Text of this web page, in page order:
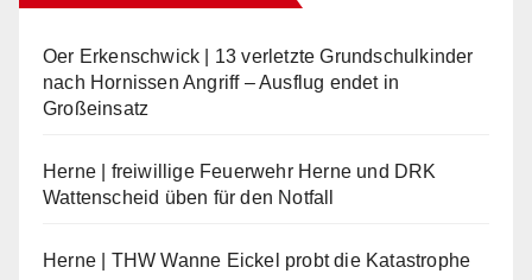
Oer Erkenschwick | 13 verletzte Grundschulkinder
nach Hornissen Angriff – Ausflug endet in
Großeinsatz
Herne | freiwillige Feuerwehr Herne und DRK
Wattenscheid üben für den Notfall
Herne | THW Wanne Eickel probt die Katastrophe